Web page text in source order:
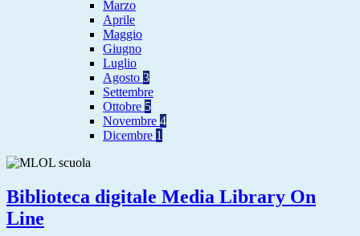
Marzo
Aprile
Maggio
Giugno
Luglio
Agosto 3
Settembre
Ottobre 5
Novembre 4
Dicembre 1
Biblioteca digitale Media Library On
Line